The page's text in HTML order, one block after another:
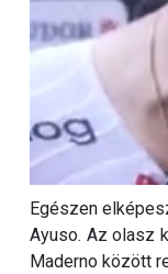
Egészen
Ayuso. Az olasz
Maderno között